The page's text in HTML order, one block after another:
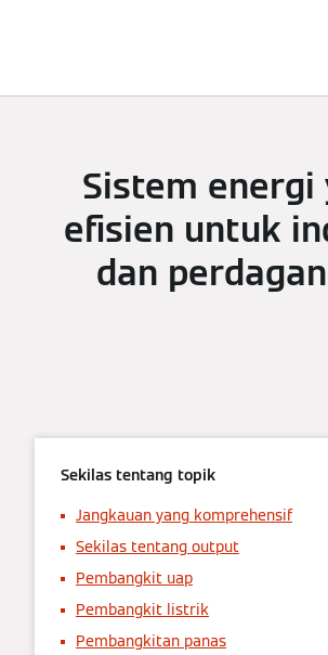
Sistem energi
efisien untuk
dan
Sekilas tentang topik
Jangkauan yang komprehensif
Sekilas tentang output
Pembangkit uap
Pembangkit listrik
Pembangkitan panas